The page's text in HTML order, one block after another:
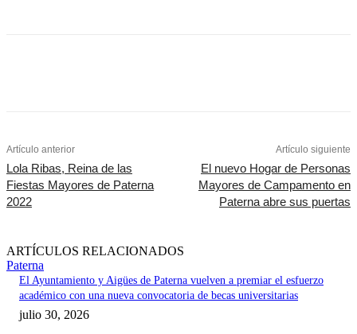
Artículo anterior
Lola Ribas, Reina de las
Fiestas Mayores de Paterna
2022
Artículo siguiente
El nuevo Hogar de Personas
Mayores de Campamento en
Paterna abre sus puertas
ARTÍCULOS RELACIONADOS
Paterna
El Ayuntamiento y Aigües de Paterna vuelven a premiar el esfuerzo
académico con una nueva convocatoria de becas universitarias
julio 30, 2026